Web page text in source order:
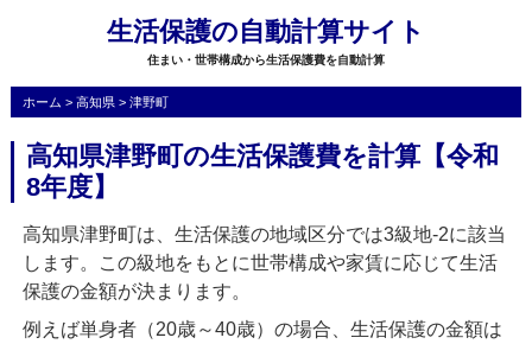
生活保護の自動計算サイト
住まい・世帯構成から生活保護費を自動計算
ホーム > 高知県> 津野町
高知県津野町の生活保護費を計算【令和
8年度】
高知県津野町は、生活保護の地域区分では3級地-2に該当
します。この級地をもとに世帯構成や家賃に応じて生活
保護の金額が決まります。
例えば単身者（20歳～40歳）の場合、生活保護の金額は